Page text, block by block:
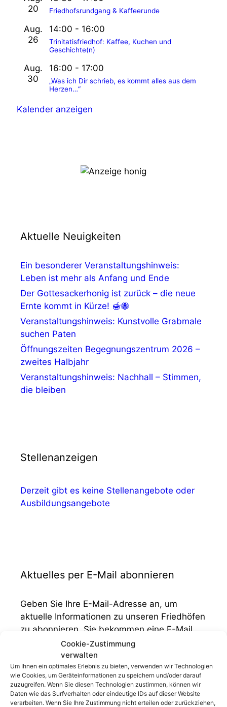
Cookie-Zustimmung
verwalten
Um Ihnen ein optimales Erlebnis zu bieten, verwenden wir Technologien
wie Cookies, um Geräteinformationen zu speichern und/oder darauf
zuzugreifen. Wenn Sie diesen Technologien zustimmen, können wir
Daten wie das Surfverhalten oder eindeutige IDs auf dieser Website
verarbeiten. Wenn Sie Ihre Zustimmung nicht erteilen oder zurückziehen,
20
Friedhofsrundgang & Kaffeerunde
Aug.
26
14:00 - 16:00
Trinitatisfriedhof: Kaffee, Kuchen und
Geschichte(n)
Aug.
30
16:00 - 17:00
„Was ich Dir schrieb, es kommt alles aus dem
Herzen…“
Kalender anzeigen
Aktuelle Neuigkeiten
Ein besonderer Veranstaltungshinweis:
Leben ist mehr als Anfang und Ende
Der Gottesackerhonig ist zurück – die neue
Ernte kommt in Kürze! 🍯🐝
Veranstaltungshinweis: Kunstvolle Grabmale
suchen Paten
Öffnungszeiten Begegnungszentrum 2026 –
zweites Halbjahr
Veranstaltungshinweis: Nachhall – Stimmen,
die bleiben
Stellenanzeigen
Derzeit gibt es keine Stellenangebote oder
Ausbildungsangebote
Aktuelles per E-Mail abonnieren
Geben Sie Ihre E-Mail-Adresse an, um
aktuelle Informationen zu unseren Friedhöfen
zu abonnieren. Sie bekommen eine E-Mail,
sobald wir etwas im Bereich "Aktuelles"
veröffentlichen.
E-
Mail-
Adresse